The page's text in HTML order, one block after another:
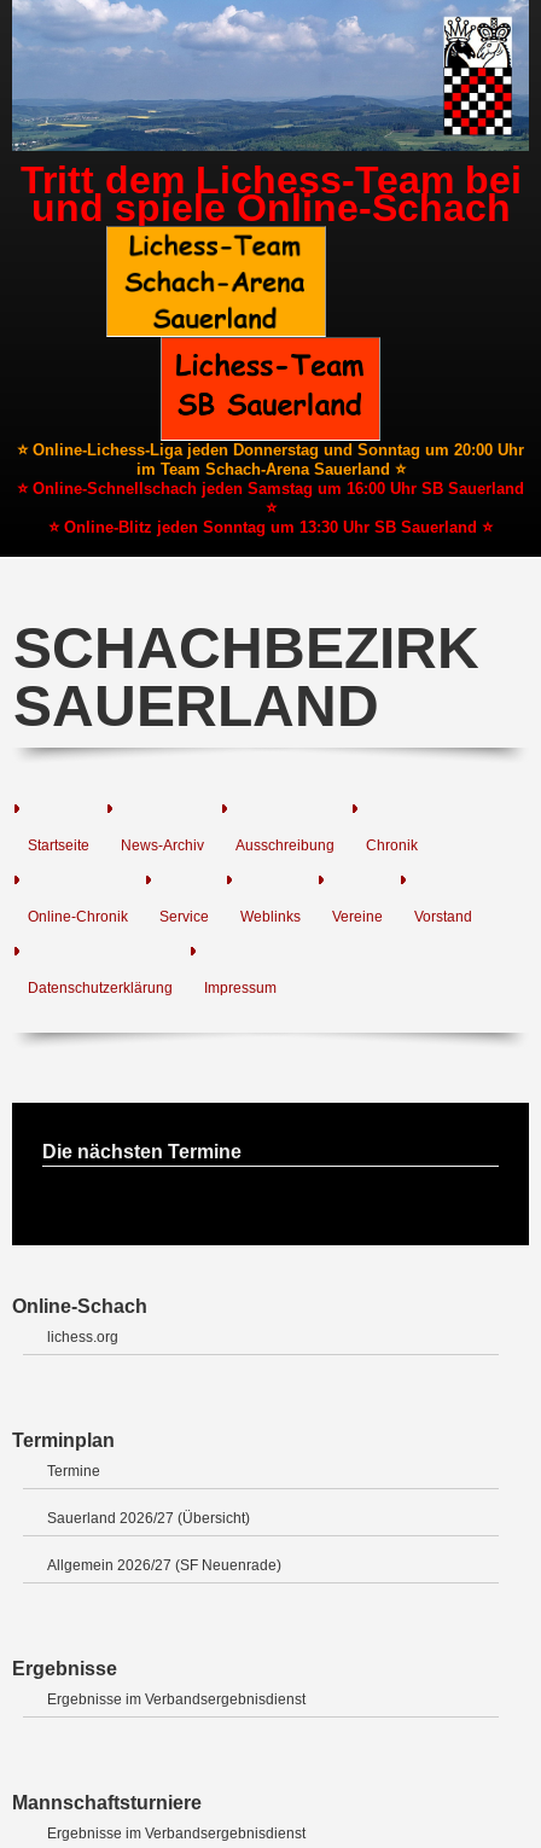
Tritt dem Lichess-Team bei
und spiele Online-Schach
⭐ Online-Lichess-Liga jeden Donnerstag und Sonntag um 20:00 Uhr
im Team Schach-Arena Sauerland ⭐
⭐ Online-Schnellschach jeden Samstag um 16:00 Uhr SB Sauerland
⭐
⭐ Online-Blitz jeden Sonntag um 13:30 Uhr SB Sauerland ⭐
SCHACHBEZIRK
SAUERLAND
Startseite News-Archiv Ausschreibung Chronik
Online-Chronik Service Weblinks Vereine Vorstand
Datenschutzerklärung Impressum
Die nächsten Termine
Online-Schach
lichess.org
Terminplan
Termine
Sauerland 2026/27 (Übersicht)
Allgemein 2026/27 (SF Neuenrade)
Ergebnisse
Ergebnisse im Verbandsergebnisdienst
Mannschaftsturniere
Ergebnisse im Verbandsergebnisdienst